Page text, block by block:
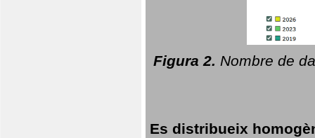
Figura 2. Nombre de
Es distribueix